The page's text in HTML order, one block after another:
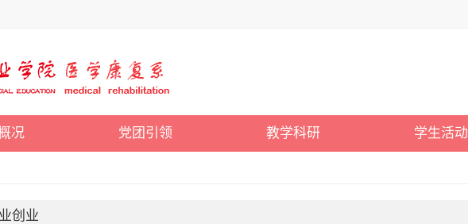
况 党团引领 教学科研 学生活动
创业